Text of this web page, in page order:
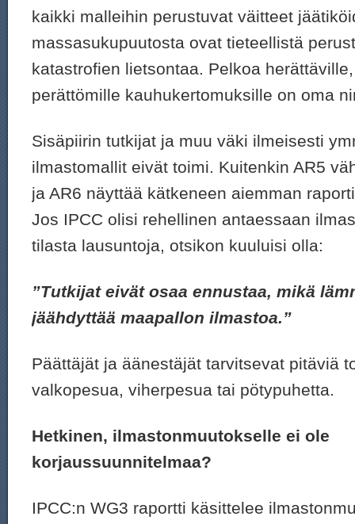
kaikki malleihin perustuvat väitteet
massasukupuutosta ovat tieteellistä
katastrofien lietsontaa. Pelkoa
perättömille kauhukertomuksille on oma
Sisäpiirin tutkijat ja muu väki ilmeisesti
ilmastomallit eivät toimi. Kuitenkin AR5
ja AR6 näyttää kätkeneen aiemman
Jos IPCC olisi rehellinen antaessaan
tilasta lausuntoja, otsikon kuuluisi olla:
”Tutkijat eivät osaa ennustaa, mikä
jäähdyttää maapallon ilmastoa.”
Päättäjät ja äänestäjät tarvitsevat pitäviä
valkopesua, viherpesua tai pötypuhetta.
Hetkinen, ilmastonmuutokselle ei ole
korjaussuunnitelmaa?
IPCC:n WG3 raportti käsittelee